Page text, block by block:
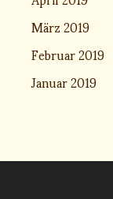
März 2019
Februar 2019
Januar 2019